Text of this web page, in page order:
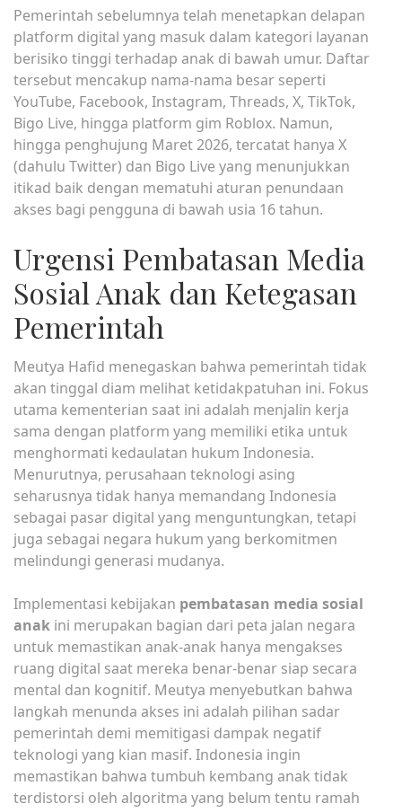
Pemerintah sebelumnya telah menetapkan delapan
platform digital yang masuk dalam kategori layanan
berisiko tinggi terhadap anak di bawah umur. Daftar
tersebut mencakup nama-nama besar seperti
YouTube, Facebook, Instagram, Threads, X, TikTok,
Bigo Live, hingga platform gim Roblox. Namun,
hingga penghujung Maret 2026, tercatat hanya X
(dahulu Twitter) dan Bigo Live yang menunjukkan
itikad baik dengan mematuhi aturan penundaan
akses bagi pengguna di bawah usia 16 tahun.
Urgensi Pembatasan Media
Sosial Anak dan Ketegasan
Pemerintah
Meutya Hafid menegaskan bahwa pemerintah tidak
akan tinggal diam melihat ketidakpatuhan ini. Fokus
utama kementerian saat ini adalah menjalin kerja
sama dengan platform yang memiliki etika untuk
menghormati kedaulatan hukum Indonesia.
Menurutnya, perusahaan teknologi asing
seharusnya tidak hanya memandang Indonesia
sebagai pasar digital yang menguntungkan, tetapi
juga sebagai negara hukum yang berkomitmen
melindungi generasi mudanya.
Implementasi kebijakan pembatasan media sosial
anak ini merupakan bagian dari peta jalan negara
untuk memastikan anak-anak hanya mengakses
ruang digital saat mereka benar-benar siap secara
mental dan kognitif. Meutya menyebutkan bahwa
langkah menunda akses ini adalah pilihan sadar
pemerintah demi memitigasi dampak negatif
teknologi yang kian masif. Indonesia ingin
memastikan bahwa tumbuh kembang anak tidak
terdistorsi oleh algoritma yang belum tentu ramah